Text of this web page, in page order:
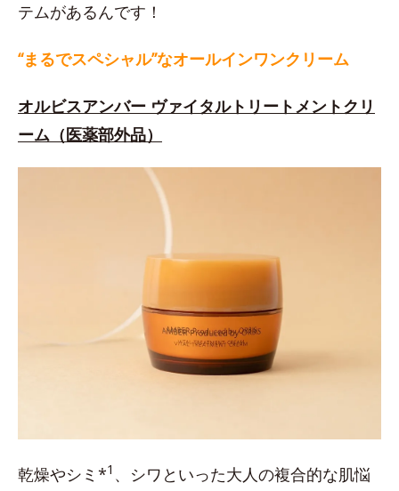
テムがあるんです！
“まるでスペシャル”なオールインワンクリーム
オルビスアンバー ヴァイタルトリートメントクリ
ーム（医薬部外品）
乾燥やシミ*1 、シワといった大人の複合的な肌悩